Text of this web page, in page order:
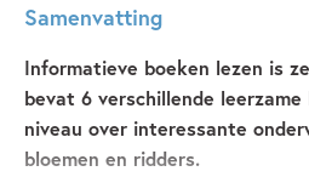
Samenvatting
Informatieve boeken lezen is
bevat 6 verschillende leerzame
niveau over interessante
bloemen en ridders.